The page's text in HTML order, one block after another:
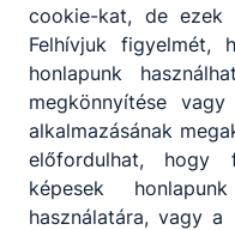
Idén is az elismerésekről
Debreceni Szakképzési
számára, az ünnepi
díjaztak.
2026. jún. 4.
Pénzes
cookie-kat, de ezek
Felhívjuk figyelmét,
honlapunk
megkönnyítése
alkalmazásának
előfordulhat, hogy
képesek
használatára, vagy